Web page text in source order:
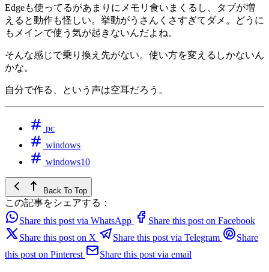
Edgeも使ってるがあまりにメモリ食いまくるし、タブが増
えると動作も怪しい。挙動がうさんくさすぎてダメ。どうに
もメインで使う気が起きないんだよね。
そんな感じで乗り換え先がない。使い方を変えるしかないん
かな。
自分で作る、という声は空耳だろう。
pc
windows
windows10
Back To Top
この記事をシェアする：
Share this post via WhatsApp
Share this post on Facebook
Share this post on X
Share this post via Telegram
Share
this post on Pinterest
Share this post via email